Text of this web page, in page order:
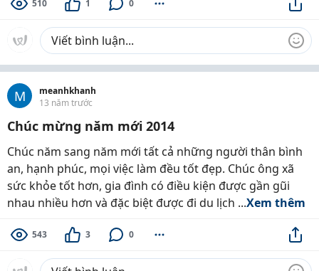
510 1 0
M
meanhkhanh
13 năm trước
Chúc mừng năm mới 2014
Chúc năm sang năm mới tất cả những người thân bình
an, hạnh phúc, mọi việc làm đều tốt đẹp. Chúc ông xã
sức khỏe tốt hơn, gia đình có điều kiện được gần gũi
nhau nhiều hơn và đặc biệt được đi du lịch ...Xem thêm
543 3 0